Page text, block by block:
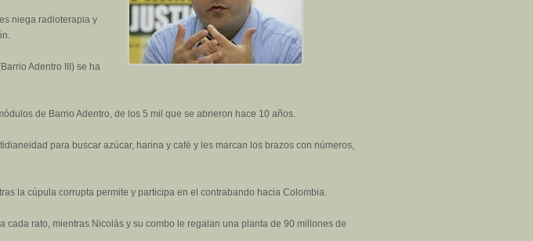
niega radioterapia y
Adentro III) se ha
de Barrio Adentro, de los 5 mil que se abrieron hace 10 años.
para buscar azúcar, harina y café y les marcan los brazos con números,
la cúpula corrupta permite y participa en el contrabando hacia Colombia.
rato, mientras Nicolás y su combo le regalan una planta de 90 millones de